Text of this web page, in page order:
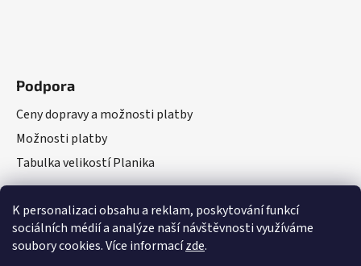
K personalizaci obsahu a reklam, poskytování funkcí
sociálních médií a analýze naší návštěvnosti využíváme
soubory cookies. Více informacízde.
Podpora
Ceny dopravy a možnosti platby
Možnosti platby
Tabulka velikostí Planika